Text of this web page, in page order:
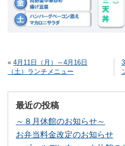
« 4月11日（月）～4月16日
（土）ランチメニュー
最近の投稿
～８月休館のお知らせ～
お弁当料金改定のお知らせ